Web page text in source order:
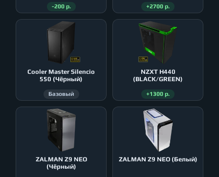
-200 р. +2700 р.
Cooler Master Silencio
550 (Чёрный)
Базовый
NZXT H440
(BLACK/GREEN)
+1300 р.
ZALMAN Z9 NEO
(Чёрный)
ZALMAN Z9 NEO (Белый)